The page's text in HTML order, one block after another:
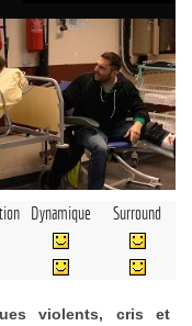
Dynamique
Surround
violents, cris et